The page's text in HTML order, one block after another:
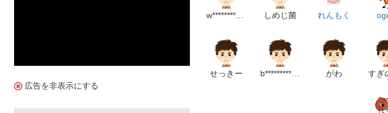
広告を非表示にする
しめじ菌 れんもく
せっきー がわ